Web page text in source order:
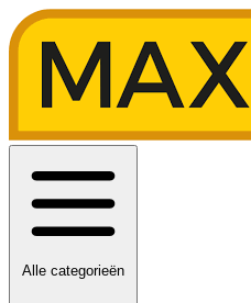
Alle categorieën